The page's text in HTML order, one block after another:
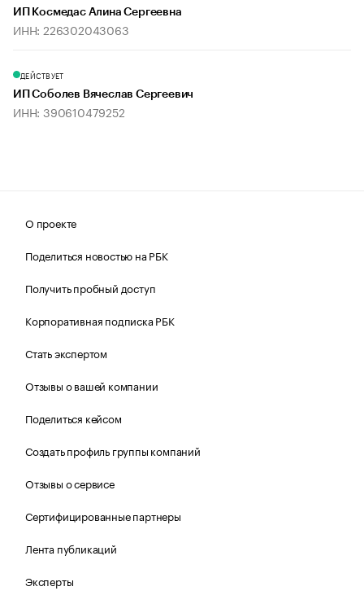
ИП Космедас Алина Сергеевна
ИНН: 226302043063
ДЕЙСТВУЕТ
ИП Соболев Вячеслав Сергеевич
ИНН: 390610479252
О проекте
Поделиться новостью на РБК
Получить пробный доступ
Корпоративная подписка РБК
Стать экспертом
Отзывы о вашей компании
Поделиться кейсом
Создать профиль группы компаний
Отзывы о сервисе
Сертифицированные партнеры
Лента публикаций
Эксперты